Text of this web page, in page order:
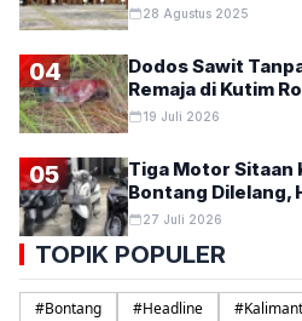
28 Agustus 2025
04
Dodos Sawit
Remaja di Kutim
19 Juli 2026
05
Tiga Motor Sitaan
Bontang Dilelang,
27 Juli 2026
TOPIK POPULER
#Bontang #Headline #